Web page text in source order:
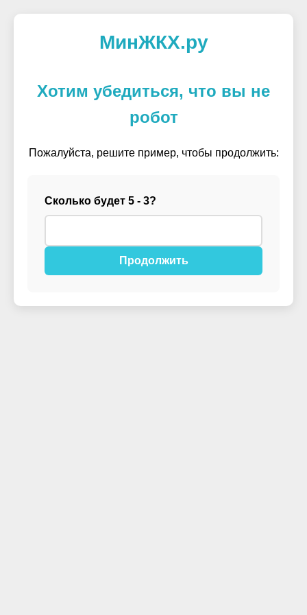
МинЖКХ.ру
Хотим убедиться, что вы не
робот
Пожалуйста, решите пример, чтобы продолжить:
Сколько будет 5 - 3?
Продолжить